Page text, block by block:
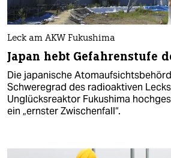
Leck am AKW Fukushima
Japan hebt Gefahrenstufe
Die japanische
Schweregrad des radioaktiven
Unglücksreaktor Fukushima
ein „ernster Zwischenfall“.